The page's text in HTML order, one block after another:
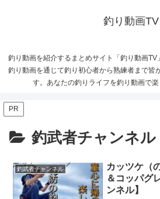
釣り動画TV
釣り動画を紹介するまとめサイト「釣り動画
釣り動画を通じて釣り初心者から熟練者まで皆
す。あなたの釣りライフを釣り動画で楽
PR
釣武者チャンネル
釣武者チャンネル
カッツケ（
＆コッパグ
ンネル】